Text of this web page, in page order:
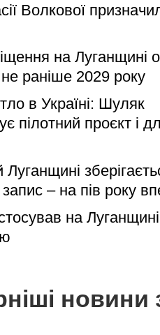
Волкової
на Луганщині
раніше 2029 року
в Україні: Шуляк
пілотний проєкт і
запис – на пів року
на Луганщині
новини